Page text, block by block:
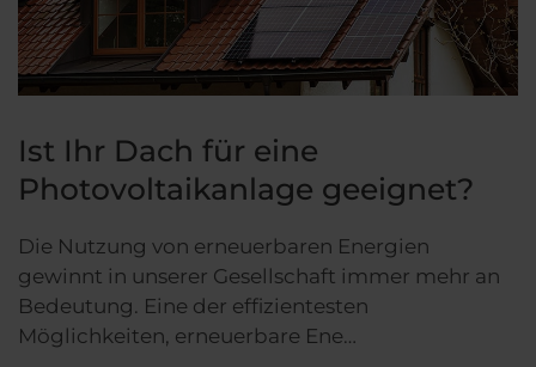
Ist Ihr Dach für eine
Photovoltaikanlage geeignet?
Die Nutzung von erneuerbaren Energien
gewinnt in unserer Gesellschaft immer mehr an
Bedeutung. Eine der effizientesten
Möglichkeiten, erneuerbare Ene…